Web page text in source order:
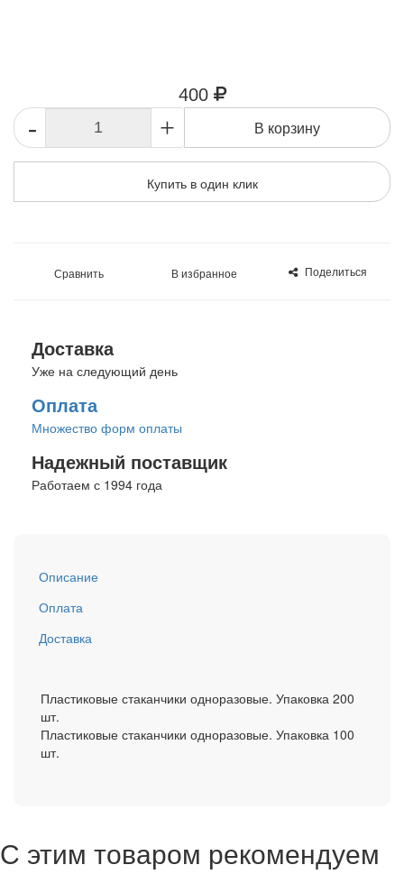
400
- + В корзину
Купить в один клик
Сравнить В избранное Поделиться
Доставка
Уже на следующий день
Оплата
Множество форм оплаты
Надежный поставщик
Работаем с 1994 года
Описание
Оплата
Доставка
Пластиковые стаканчики одноразовые. Упаковка 200
шт.
Пластиковые стаканчики одноразовые. Упаковка 100
шт.
С этим товаром рекомендуем